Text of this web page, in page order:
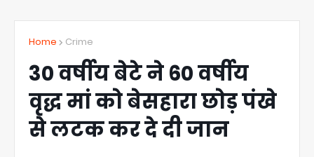
Home Crime
30 वर्षीय बेटे ने 60 वर्षीय
वृद्ध मां को बेसहारा छोड़ पंखे
से लटक कर दे दी जान